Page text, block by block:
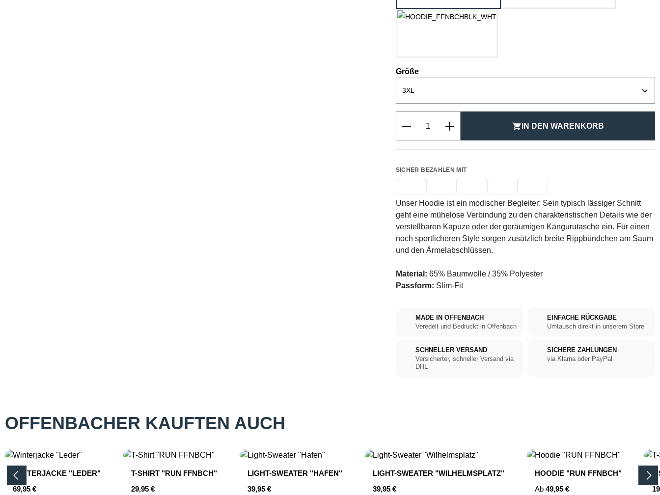
Größeauswählen
Produkt Anzahl: Gib den gewünschten Wert ein
IN DEN WARENKORB
SICHER BEZAHLEN MIT
Unser Hoodie ist ein modischer Begleiter: Sein typisch lässiger Schnitt
geht eine mühelose Verbindung zu den charakteristischen Details wie der
verstellbaren Kapuze oder der geräumigen Kängurutasche ein. Für einen
noch sportlicheren Style sorgen zusätzlich breite Rippbündchen am Saum
und den Ärmelabschlüssen.
Material: 65% Baumwolle / 35% Polyester
Passform: Slim-Fit
MADE IN OFFENBACH
Veredelt und Bedruckt in Offenbach
EINFACHE RÜCKGABE
Umtausch direkt in unserem Store
SCHNELLER VERSAND
Versicherter, schneller Versand via
DHL
SICHERE ZAHLUNGEN
via Klarna oder PayPal
OFFENBACHER KAUFTEN AUCH
Produktgalerie überspringen
WINTERJACKE "LEDER"
Regulärer Preis:
69,95 €
T-SHIRT "RUN FFNBCH"
Regulärer Preis:
29,95 €
LIGHT-SWEATER "HAFEN"
Regulärer Preis:
39,95 €
LIGHT-SWEATER "WILHELMSPLATZ"
Regulärer Preis:
39,95 €
HOODIE "RUN FFNBCH"
Regulärer Preis:
Ab 49,95 €